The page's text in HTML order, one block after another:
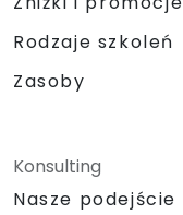
Rodzaje szkoleń
Zasoby
Konsulting
Nasze podejście